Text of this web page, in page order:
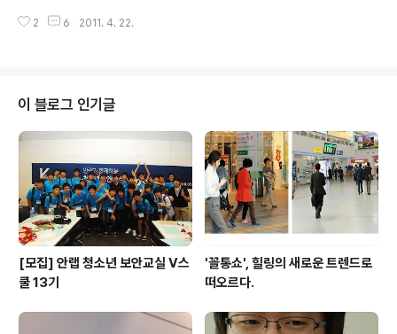
말기 회사도 또한 자사의 제품이 필요한 곳에 납품하는 것
통념과 달리 '해킹'은 보안 취약점을 미리 알아내고 보완하
게이트’(http://www.codegate.org)가 지난 4월 4~5
일 삼성동 코엑스에서 열렸다. 4회를 맞은 올해는 우리나
라 전통 윷놀이 방식을 적용한 '한국형 국제 해킹방어대회
(YUT challenge)'가 열렸다. YUT challenge 예선에
는 57개국 720여 개 팀이 참여했다. 나..
2 6 2011. 4. 22.
이 블로그 인기글
[모집] 안랩 청소년 보안교실 V스
쿨 13기
'꼴통쇼', 힐링의 새로운 트렌드로
떠오르다.